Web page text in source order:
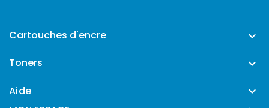
Cartouches d'encre 
Toners 
Aide 